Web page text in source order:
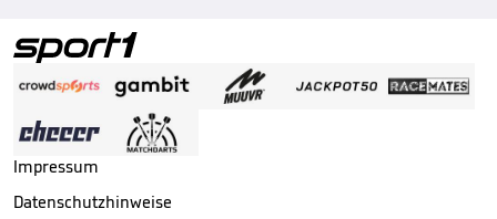
Impressum
Datenschutzhinweise